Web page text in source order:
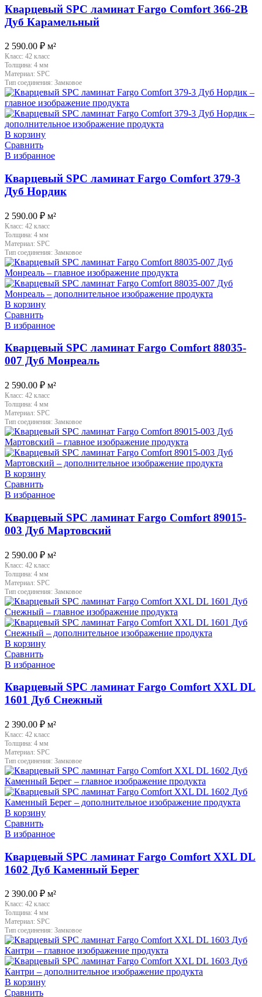
Кварцевый SPC ламинат Fargo Comfort 366-2B
Дуб Карамельный
2 590.00 ₽ м²
Класс: 42 класс
Толщина: 4 мм
Материал: SPC
Тип соединения: Замковое
В корзину
Сравнить
В избранное
Кварцевый SPC ламинат Fargo Comfort 379-3
Дуб Нордик
2 590.00 ₽ м²
Класс: 42 класс
Толщина: 4 мм
Материал: SPC
Тип соединения: Замковое
В корзину
Сравнить
В избранное
Кварцевый SPC ламинат Fargo Comfort 88035-
007 Дуб Монреаль
2 590.00 ₽ м²
Класс: 42 класс
Толщина: 4 мм
Материал: SPC
Тип соединения: Замковое
В корзину
Сравнить
В избранное
Кварцевый SPC ламинат Fargo Comfort 89015-
003 Дуб Мартовский
2 590.00 ₽ м²
Класс: 42 класс
Толщина: 4 мм
Материал: SPC
Тип соединения: Замковое
В корзину
Сравнить
В избранное
Кварцевый SPC ламинат Fargo Comfort XXL DL
1601 Дуб Снежный
2 390.00 ₽ м²
Класс: 42 класс
Толщина: 4 мм
Материал: SPC
Тип соединения: Замковое
В корзину
Сравнить
В избранное
Кварцевый SPC ламинат Fargo Comfort XXL DL
1602 Дуб Каменный Берег
2 390.00 ₽ м²
Класс: 42 класс
Толщина: 4 мм
Материал: SPC
Тип соединения: Замковое
В корзину
Сравнить